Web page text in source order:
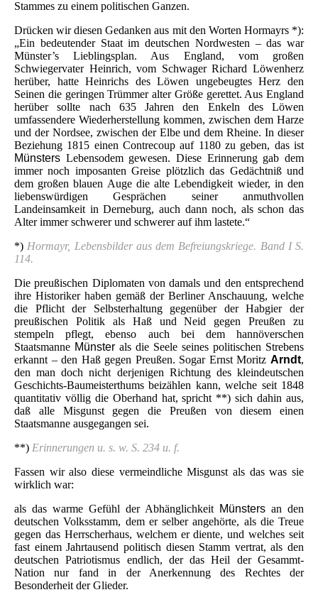
Stammes zu einem politischen Ganzen.
Drücken wir diesen Gedanken aus mit den Worten Hormayrs *):
„Ein bedeutender Staat im deutschen Nordwesten – das war
Münster’s Lieblingsplan. Aus England, vom großen
Schwiegervater Heinrich, vom Schwager Richard Löwenherz
herüber, hatte Heinrichs des Löwen ungebeugtes Herz den
Seinen die geringen Trümmer alter Größe gerettet. Aus England
herüber sollte nach 635 Jahren den Enkeln des Löwen
umfassendere Wiederherstellung kommen, zwischen dem Harze
und der Nordsee, zwischen der Elbe und dem Rheine. In dieser
Beziehung 1815 einen Contrecoup auf 1180 zu geben, das ist
Münsters Lebensodem gewesen. Diese Erinnerung gab dem
immer noch imposanten Greise plötzlich das Gedächtniß und
dem großen blauen Auge die alte Lebendigkeit wieder, in den
liebenswürdigen Gesprächen seiner anmuthvollen
Landeinsamkeit in Derneburg, auch dann noch, als schon das
Alter immer schwerer und schwerer auf ihm lastete.“
*) Hormayr, Lebensbilder aus dem Befreiungskriege. Band I S.
114.
Die preußischen Diplomaten von damals und den entsprechend
ihre Historiker haben gemäß der Berliner Anschauung, welche
die Pflicht der Selbsterhaltung gegenüber der Habgier der
preußischen Politik als Haß und Neid gegen Preußen zu
stempeln pflegt, ebenso auch bei dem hannöverschen
Staatsmanne Münster als die Seele seines politischen Strebens
erkannt – den Haß gegen Preußen. Sogar Ernst Moritz Arndt,
den man doch nicht derjenigen Richtung des kleindeutschen
Geschichts-Baumeisterthums beizählen kann, welche seit 1848
quantitativ völlig die Oberhand hat, spricht **) sich dahin aus,
daß alle Misgunst gegen die Preußen von diesem einen
Staatsmanne ausgegangen sei.
**) Erinnerungen u. s. w. S. 234 u. f.
Fassen wir also diese vermeindliche Misgunst als das was sie
wirklich war:
als das warme Gefühl der Abhänglichkeit Münsters an den
deutschen Volksstamm, dem er selber angehörte, als die Treue
gegen das Herrscherhaus, welchem er diente, und welches seit
fast einem Jahrtausend politisch diesen Stamm vertrat, als den
deutschen Patriotismus endlich, der das Heil der Gesammt-
Nation nur fand in der Anerkennung des Rechtes der
Besonderheit der Glieder.